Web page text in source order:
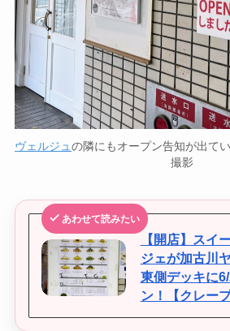
ヴェルジュ の隣にもオープン告知が出て
撮影
あわせて読みたい
【開店】スイ
ジェが加古川
東側デッキに
ン！【クレー